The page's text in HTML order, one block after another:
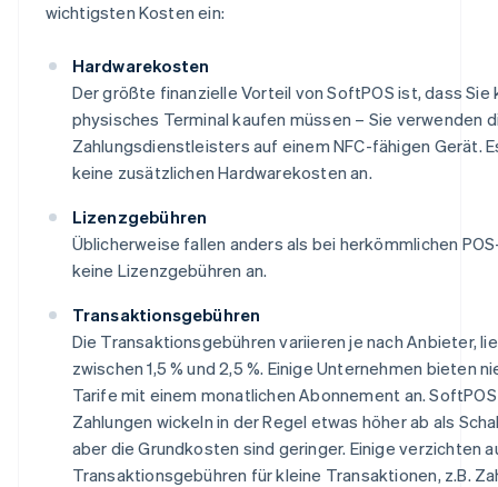
wichtigsten Kosten ein:
Hardwarekosten
Der größte finanzielle Vorteil von SoftPOS ist, dass Sie
physisches Terminal kaufen müssen – Sie verwenden
Zahlungsdienstleisters auf einem NFC-fähigen Gerät.
keine zusätzlichen Hardwarekosten an.
Lizenzgebühren
Üblicherweise fallen anders als bei herkömmlichen
keine Lizenzgebühren an.
Transaktionsgebühren
Die Transaktionsgebühren variieren je nach Anbieter,
zwischen 1,5 % und 2,5 %. Einige Unternehmen bieten
Tarife mit einem monatlichen Abonnement an.
Zahlungen wickeln in der Regel etwas höher ab als
aber die Grundkosten sind geringer. Einige verzichten
Transaktionsgebühren für kleine Transaktionen, z.B.